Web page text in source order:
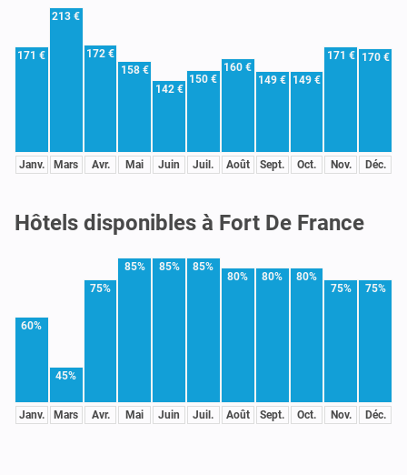
171 €
Janv.
213 €
Mars
172 €
Avr.
158 €
Mai
142 €
Juin
150 €
Juil.
160 €
Août
149 €
Sept.
149 €
Oct.
171 €
Nov.
170 €
Déc.
Hôtels disponibles à Fort De France
60%
Janv.
45%
Mars
75%
Avr.
85%
Mai
85%
Juin
85%
Juil.
80%
Août
80%
Sept.
80%
Oct.
75%
Nov.
75%
Déc.